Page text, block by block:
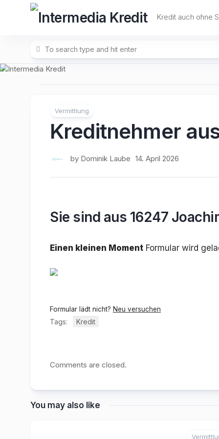
Kredit auch ohne
Vermittlung
Kreditnehmer
by Dominik Laube 14. April 2026
Sie sind aus 16247
Einen kleinen Moment Formular wird
Formular lädt nicht? Neu versuchen
Tags: Kredit
Comments are closed.
You may also like